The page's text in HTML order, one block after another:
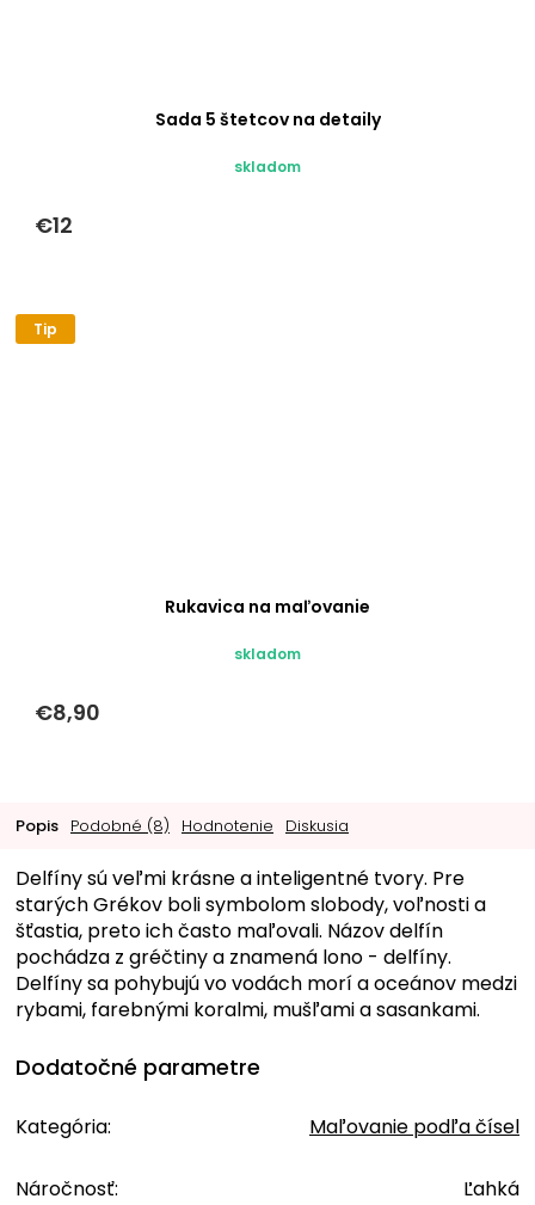
Sada 5 štetcov na detaily
skladom
€12
Tip
Rukavica na maľovanie
skladom
€8,90
Popis Podobné (8) Hodnotenie Diskusia
Delfíny sú veľmi krásne a inteligentné tvory. Pre
starých Grékov boli symbolom slobody, voľnosti a
šťastia, preto ich často maľovali. Názov delfín
pochádza z gréčtiny a znamená lono - delfíny.
Delfíny sa pohybujú vo vodách morí a oceánov medzi
rybami, farebnými koralmi, mušľami a sasankami.
Dodatočné parametre
Kategória: Maľovanie podľa čísel
Náročnosť: Ľahká